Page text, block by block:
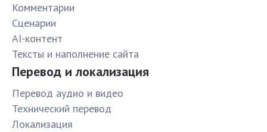
Комментарии
Сценарии
AI-контент
Тексты и наполнение сайта
Перевод и локализация
Перевод аудио и видео
Технический перевод
Локализация